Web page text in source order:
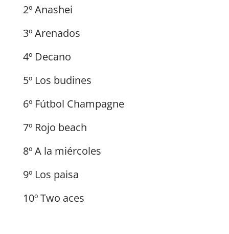
2º Anashei
3º Arenados
4º Decano
5º Los budines
6º Fútbol Champagne
7º Rojo beach
8º A la miércoles
9º Los paisa
10º Two aces